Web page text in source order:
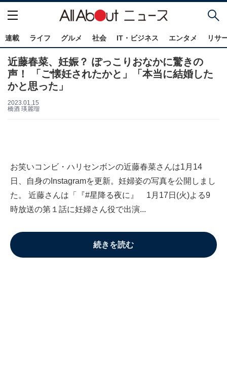
連載 ライフ グルメ 社会 IT・ビジネス エンタメ リサ
近藤春菜、妊娠？ ぽっこりおなかに驚きの
声！ 「ご懐妊されたかと」「本当に結婚した
かと思った」
2023.01.15
橋酒 瑛麗瑠
お笑いコンビ・ハリセンボンの近藤春菜さんは1月14
日、自身のInstagramを更新。妊婦姿の写真を公開しまし
た。 近藤さんは「『#星降る夜に』 1月17日(火)よる9
時放送の第１話に妊婦さん役で出演...
続きを読む